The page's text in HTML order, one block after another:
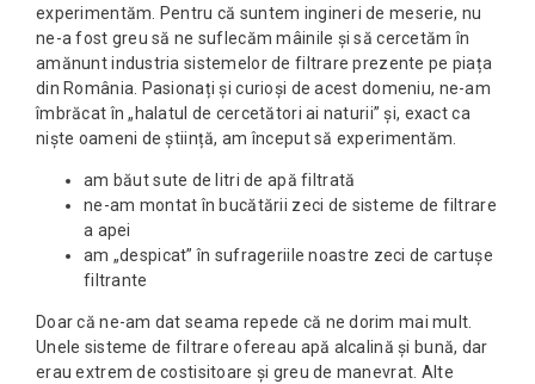
experimentăm. Pentru că suntem ingineri de meserie, nu
ne-a fost greu să ne suflecăm mâinile și să cercetăm în
amănunt industria sistemelor de filtrare prezente pe piața
din România. Pasionați și curioși de acest domeniu, ne-am
îmbrăcat în „halatul de cercetători ai naturii” și, exact ca
niște oameni de știință, am început să experimentăm.
am băut sute de litri de apă filtrată
ne-am montat în bucătării zeci de sisteme de filtrare
a apei
am „despicat” în sufrageriile noastre zeci de cartușe
filtrante
Doar că ne-am dat seama repede că ne dorim mai mult.
Unele sisteme de filtrare ofereau apă alcalină și bună, dar
erau extrem de costisitoare și greu de manevrat. Alte